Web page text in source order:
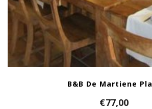
B&B De Martiene
€77,00